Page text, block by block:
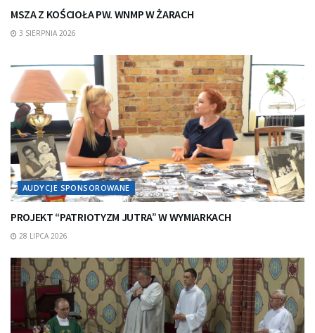
MSZA Z KOŚCIOŁA PW. WNMP W ŻARACH
3 SIERPNIA 2026
AUDYCJE SPONSOROWANE
PROJEKT “PATRIOTYZM JUTRA” W WYMIARKACH
28 LIPCA 2026